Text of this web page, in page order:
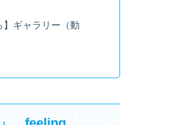
ギャラリー（動